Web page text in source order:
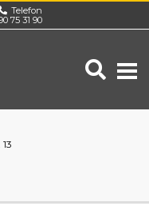
Telefon
75 31 90